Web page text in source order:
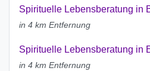
Spirituelle Lebensberatung in
in 4 km Entfernung
Spirituelle Lebensberatung in
in 4 km Entfernung